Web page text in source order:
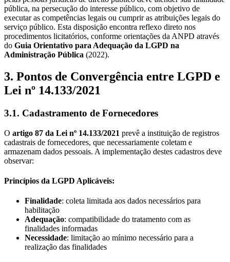
pública, na persecução do interesse público, com objetivo de
executar as competências legais ou cumprir as atribuições legais do
serviço público. Esta disposição encontra reflexo direto nos
procedimentos licitatórios, conforme orientações da ANPD através
do Guia Orientativo para Adequação da LGPD na
Administração Pública (2022).
3. Pontos de Convergência entre LGPD e
Lei nº 14.133/2021
3.1. Cadastramento de Fornecedores
O artigo 87 da Lei nº 14.133/2021 prevê a instituição de registros
cadastrais de fornecedores, que necessariamente coletam e
armazenam dados pessoais. A implementação destes cadastros deve
observar:
Princípios da LGPD Aplicáveis:
Finalidade: coleta limitada aos dados necessários para
habilitação
Adequação: compatibilidade do tratamento com as
finalidades informadas
Necessidade: limitação ao mínimo necessário para a
realização das finalidades